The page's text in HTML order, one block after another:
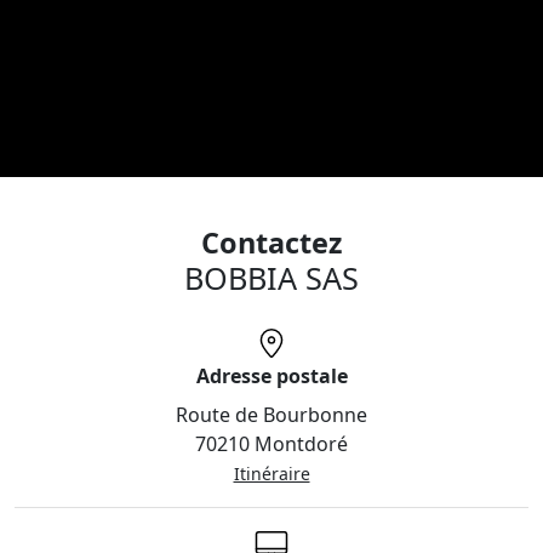
Contactez
BOBBIA SAS
Adresse postale
Route de Bourbonne
70210 Montdoré
Itinéraire